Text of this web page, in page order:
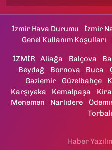
İzmir Hava Durumu İzmir
Genel Kullanım Koşulları
İZMİR Aliağa Balçova
Beydağ
Bornova Buca
Gaziemir
Güzelbahçe
Karşıyaka
Kemalpaşa
Menemen
Narlıdere
Torbalı
Haber